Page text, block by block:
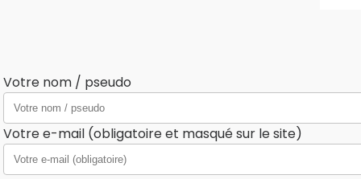
Votre nom / pseudo
Votre e-mail (obligatoire et masqué sur le site)